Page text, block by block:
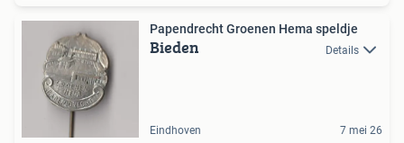
Papendrecht Groenen Hema speldje
Bieden Details
Eindhoven 7 mei 26